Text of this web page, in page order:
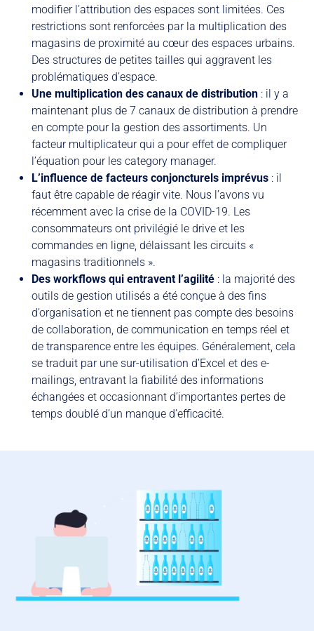
modifier l’attribution des espaces sont limitées. Ces
restrictions sont renforcées par la multiplication des
magasins de proximité au cœur des espaces urbains.
Des structures de petites tailles qui aggravent les
problématiques d’espace.
Une multiplication des canaux de distribution : il y a
maintenant plus de 7 canaux de distribution à prendre
en compte pour la gestion des assortiments. Un
facteur multiplicateur qui a pour effet de compliquer
l’équation pour les category manager.
L’influence de facteurs conjoncturels imprévus : il
faut être capable de réagir vite. Nous l’avons vu
récemment avec la crise de la COVID-19. Les
consommateurs ont privilégié le drive et les
commandes en ligne, délaissant les circuits «
magasins traditionnels ».
Des workflows qui entravent l’agilité : la majorité des
outils de gestion utilisés a été conçue à des fins
d’organisation et ne tiennent pas compte des besoins
de collaboration, de communication en temps réel et
de transparence entre les équipes. Généralement, cela
se traduit par une sur-utilisation d’Excel et des e-
mailings, entravant la fiabilité des informations
échangées et occasionnant d’importantes pertes de
temps doublé d’un manque d’efficacité.